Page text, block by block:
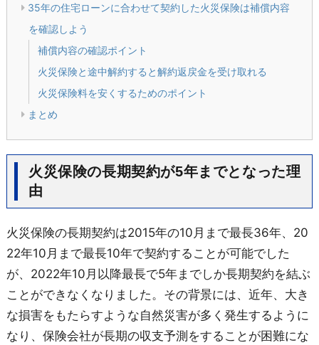
35年の住宅ローンに合わせて契約した火災保険は補償内容
を確認しよう
補償内容の確認ポイント
火災保険と途中解約すると解約返戻金を受け取れる
火災保険料を安くするためのポイント
まとめ
火災保険の長期契約が5年までとなった理
由
火災保険の長期契約は2015年の10月まで最長36年、20
22年10月まで最長10年で契約することが可能でした
が、2022年10月以降最長で5年までしか長期契約を結ぶ
ことができなくなりました。その背景には、近年、大き
な損害をもたらすような自然災害が多く発生するように
なり、保険会社が長期の収支予測をすることが困難にな